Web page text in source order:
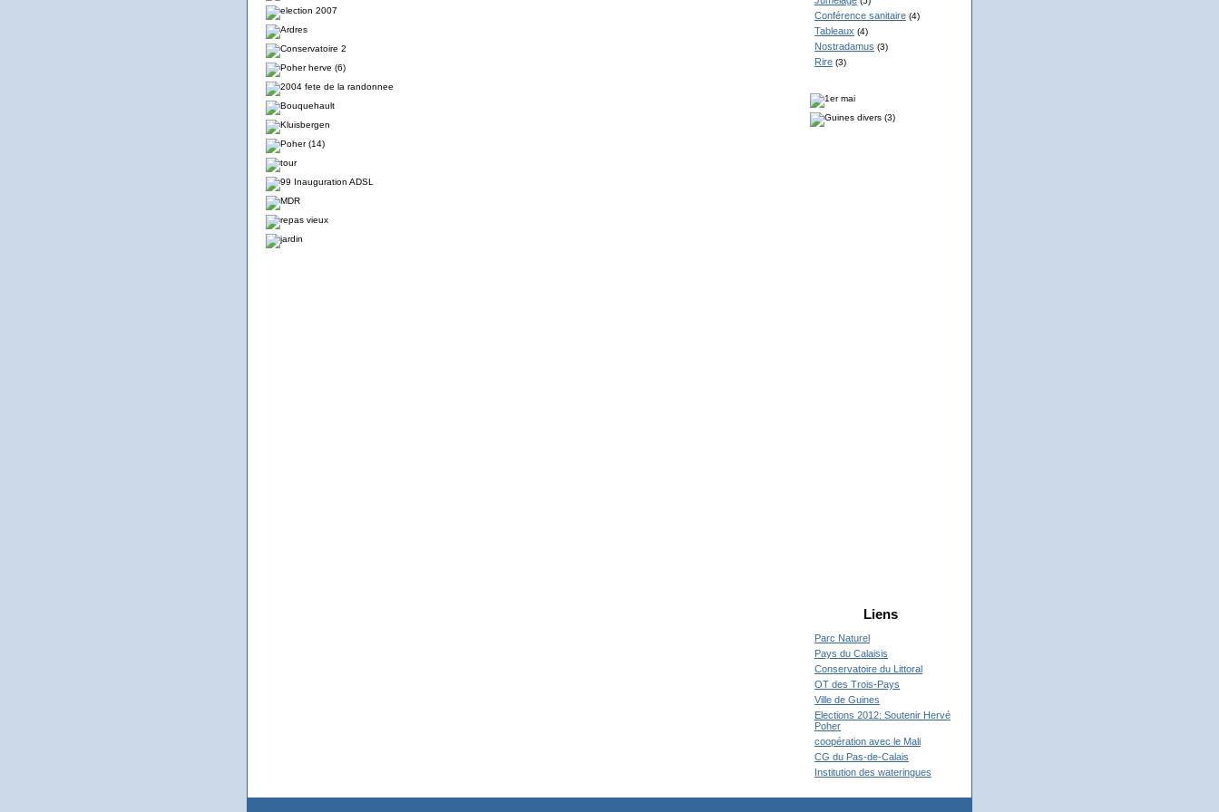
Conférence sanitaire (4)
Tableaux (4)
Nostradamus (3)
Rire (3)
Liens
Parc Naturel
Pays du Calaisis
Conservatoire du Littoral
OT des Trois-Pays
Ville de Guines
Elections 2012: Soutenir Hervé
Poher
coopération avec le Mali
CG du Pas-de-Calais
Institution des wateringues